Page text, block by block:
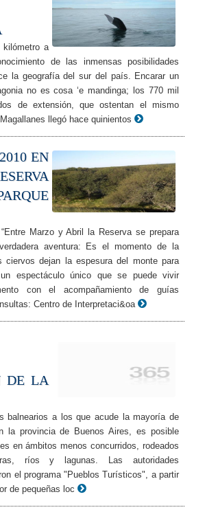
kilómetro a
de las inmensas posibilidades
la geografía del sur del país. Encarar un
no es cosa ‘e mandinga; los 770 mil
de extensión, que ostentan el mismo
llegó hace quinientos
EN
Marzo y Abril la Reserva se prepara
aventura: Es el momento de la
ciervos dejan la espesura del monte para
espectáculo único que se puede vivir
con el acompañamiento de guías
Centro de Interpretaci&oa
DE LA
balnearios a los que acude la mayoría de
la provincia de Buenos Aires, es posible
en ámbitos menos concurridos, rodeados
ríos y lagunas. Las autoridades
el programa "Pueblos Turísticos", a partir
de pequeñas loc